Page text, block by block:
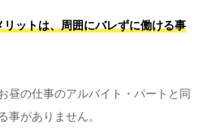
ットは、周囲にバレずに働ける事
昼の仕事のアルバイト・パートと同
事がありません。